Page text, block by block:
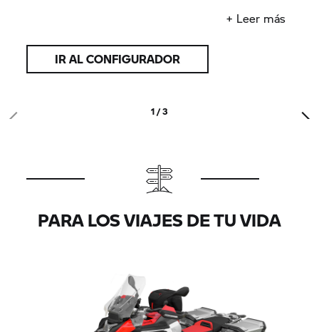
+ Leer más
IR AL CONFIGURADOR
1 / 3
PARA LOS VIAJES DE TU VIDA